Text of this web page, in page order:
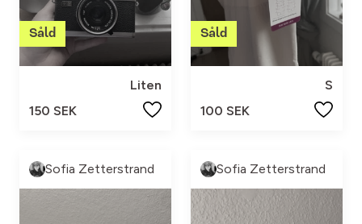
Liten
150 SEK
S
100 SEK
Sofia Zetterstrand Sofia Zetterstrand